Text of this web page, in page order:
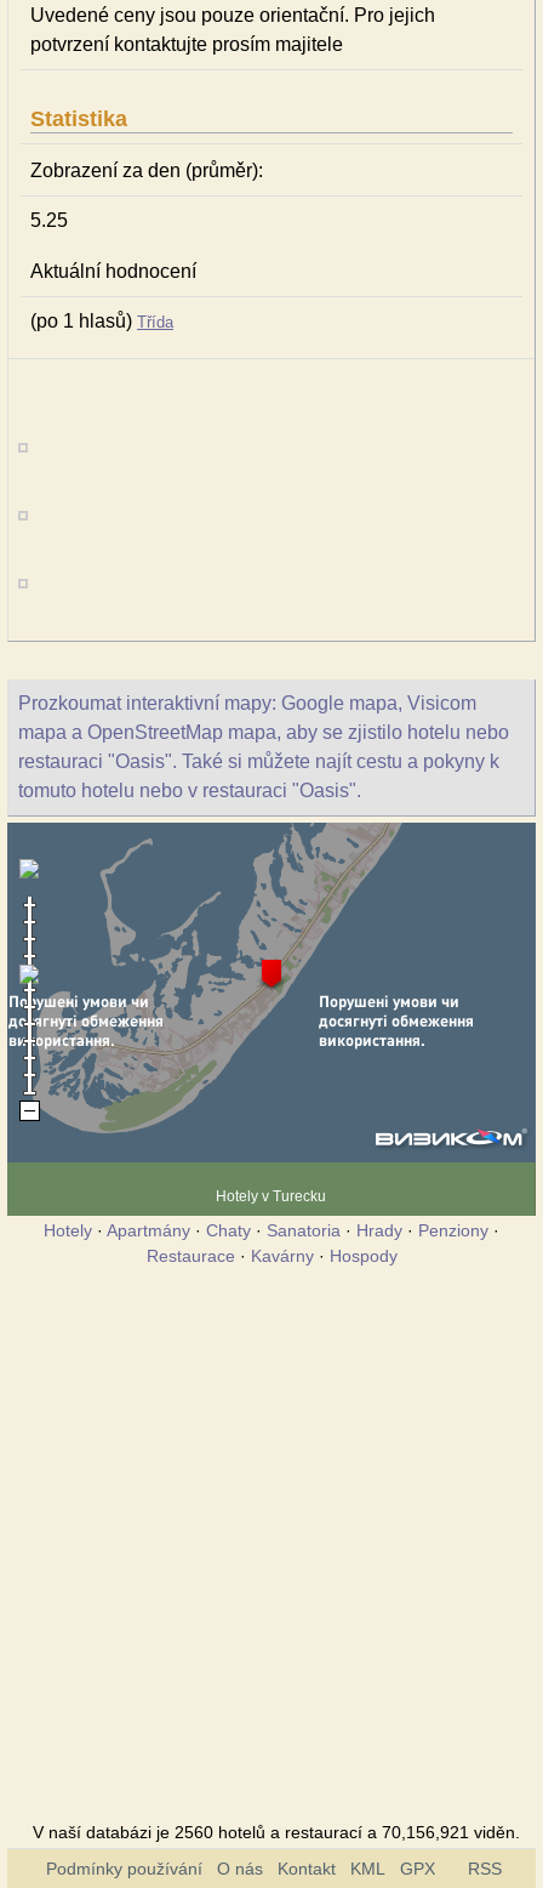
Uvedené ceny jsou pouze orientační. Pro jejich
potvrzení kontaktujte prosím majitele
Statistika
Zobrazení za den (průměr):
5.25
Aktuální hodnocení
(po 1 hlasů) Třída
Prozkoumat interaktivní mapy: Google mapa, Visicom
mapa a OpenStreetMap mapa, aby se zjistilo hotelu nebo
restauraci "Oasis". Také si můžete najít cestu a pokyny k
tomuto hotelu nebo v restauraci "Oasis".
Hotely v Turecku
Hotely · Apartmány · Chaty · Sanatoria · Hrady · Penziony ·
Restaurace · Kavárny· Hospody
V naší databázi je 2560 hotelů a restaurací a 70,156,921 viděn.
Podmínky používání
O nás Kontakt KML GPX
RSS